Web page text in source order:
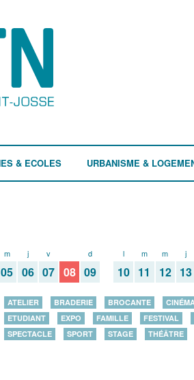
& ECOLES URBANISME &
m
05
j
06
v
07 08
d
09
l
10
m
11
m
12
j
13
ATELIER BRADERIE BROCANTE
ETUDIANT
EXPO FAMILLE FESTIVAL
SPECTACLE
SPORT STAGE THÉÂTRE